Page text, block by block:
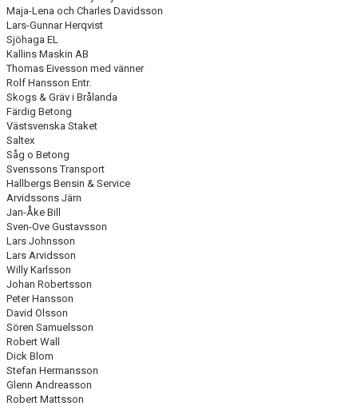
Maja-Lena och Charles Davidsson
Lars-Gunnar Herqvist
Sjöhaga EL
Kallins Maskin AB
Thomas Eivesson med vänner
Rolf Hansson Entr.
Skogs & Gräv i Brålanda
Färdig Betong
Västsvenska Staket
Saltex
Såg o Betong
Svenssons Transport
Hallbergs Bensin & Service
Arvidssons Järn
Jan-Åke Bill
Sven-Ove Gustavsson
Lars Johnsson
Lars Arvidsson
Willy Karlsson
Johan Robertsson
Peter Hansson
David Olsson
Sören Samuelsson
Robert Wall
Dick Blom
Stefan Hermansson
Glenn Andreasson
Robert Mattsson